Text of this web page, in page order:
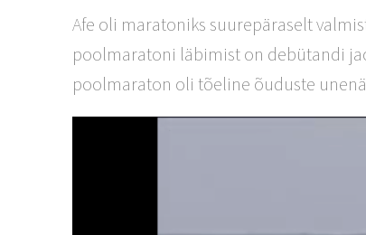
Afe oli maratoniks suurepäraselt
poolmaratoni läbimist on debütandi
poolmaraton oli tõeline õuduste